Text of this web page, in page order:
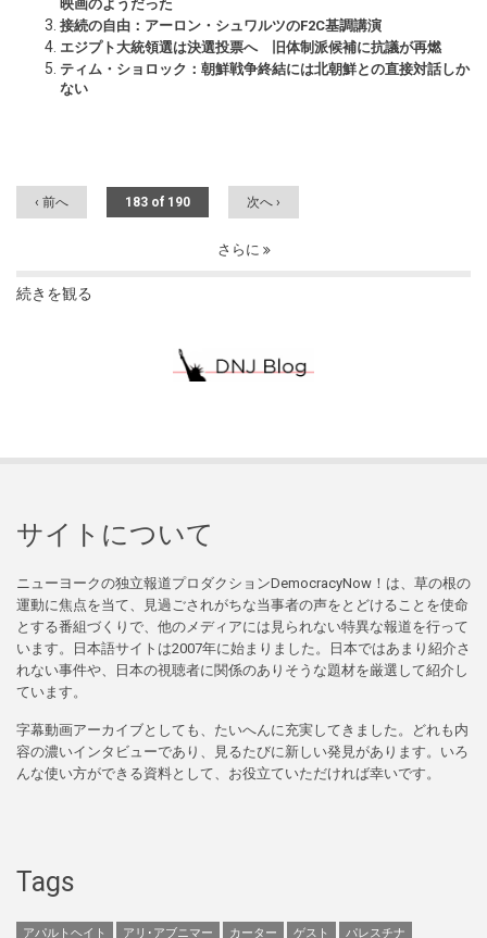
映画のようだった
接続の自由：アーロン・シュワルツのF2C基調講演
エジプト大統領選は決選投票へ 旧体制派候補に抗議が再燃
ティム・ショロック：朝鮮戦争終結には北朝鮮との直接対話しか
ない
‹ 前へ 183 of 190 次へ ›
さらに
続きを観る
サイトについて
ニューヨークの独立報道プロダクションDemocracyNow！は、草の根の
運動に焦点を当て、見過ごされがちな当事者の声をとどけることを使命
とする番組づくりで、他のメディアには見られない特異な報道を行って
います。日本語サイトは2007年に始まりました。日本ではあまり紹介さ
れない事件や、日本の視聴者に関係のありそうな題材を厳選して紹介し
ています。
字幕動画アーカイブとしても、たいへんに充実してきました。どれも内
容の濃いインタビューであり、見るたびに新しい発見があります。いろ
んな使い方ができる資料として、お役立ていただければ幸いです。
Tags
アパルトヘイト アリ･アブニマー カーター ゲスト パレスチナ